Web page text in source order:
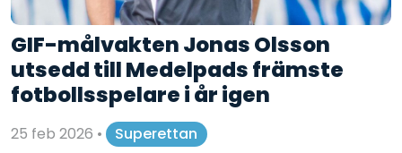
GIF-målvakten Jonas Olsson
utsedd till Medelpads främste
fotbollsspelare i år igen
25 feb 2026 •
Superettan